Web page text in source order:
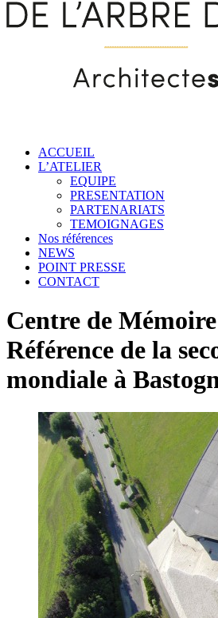
ACCUEIL
L’ATELIER
EQUIPE
PRESENTATION
PARTENARIATS
TEMOIGNAGES
Nos références
NEWS
POINT PRESSE
CONTACT
Centre de
Référence de la
mondiale à